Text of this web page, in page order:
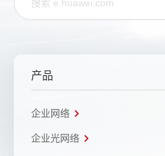
产品
企业网络
企业光网络